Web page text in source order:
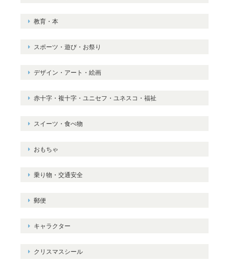
教育・本
スポーツ・遊び・お祭り
デザイン・アート・絵画
赤十字・複十字・ユニセフ・ユネスコ・福祉
スイーツ・食べ物
おもちゃ
乗り物・交通安全
郵便
キャラクター
クリスマスシール